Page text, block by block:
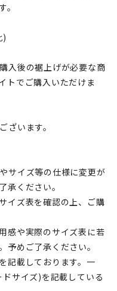
)
入後の裾上げが必要な商
トでご購入いただけま
います。
サイズ等の仕様に変更が
承ください。
イズ表を確認の上、ご購
感や実際のサイズ表に若
予めご了承ください。
記載しております。一
サイズ)を記載している